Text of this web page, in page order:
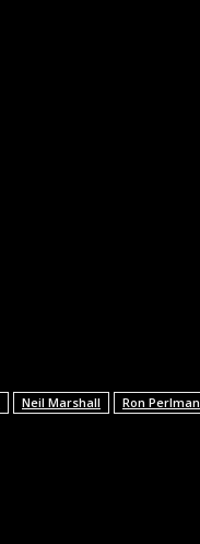
Neil Marshall Ron Perlman